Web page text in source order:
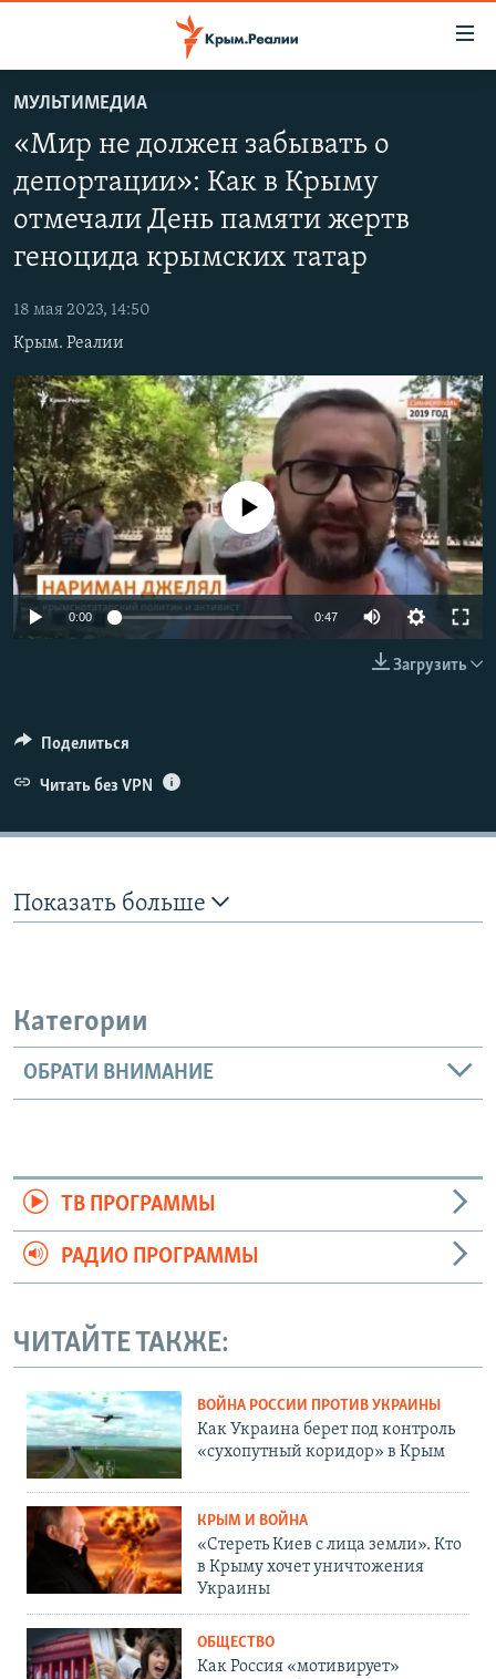
основному
содержанию
Вернутся
главной
Вернутся
СПЕЦПРОЕКТЫ
ГРУЗ 200
КАРТА ВОЕННЫХ ОБЪЕКТОВ КРЫМА
11 ЛЕТ ОККУПАЦИИ КРЫМА. 11 ИСТОРИЙ СОПРОТИВЛЕНИЯ
ВОДА
ИНТЕРАКТИВ
ТЕЛЕПРОЕКТ КРЫМ.РЕАЛИИ
СОВЕТЫ ПРАВОЗАЩИТНИКОВ
ПРОПАВШИЕ БЕЗ ВЕСТИ
ПОБЕДИТЕЛЕЙ НЕ СУДЯТ?
КРЫМ.НЕПОКОРЕННЫЙ
ELIFBE
УКРАИНСКАЯ ПРОБЛЕМА КРЫМА
РАДІО СВОБОДА
КАК ОБОЙТИ БЛОКИРОВКУ
Українською
Qırımtatar
ПРИСОЕДИНЯЙТЕСЬ!
МУЛЬТИМЕДИА
«Мир не должен забывать о
депортации»: Как в Крыму
отмечали День памяти жертв
геноцида крымских татар
18 мая 2023, 14:50
Крым. Реалии
Auto
No media source currently available
0:00 0:47
240p
Загрузить
Поделиться
Читать без VPN
Показать больше
Категории
ОБРАТИ ВНИМАНИЕ
ТВ ПРОГРАММЫ
РАДИО ПРОГРАММЫ
ЧИТАЙТЕ ТАКЖЕ:
ВОЙНА РОССИИ ПРОТИВ УКРАИНЫ
Как Украина берет под контроль
«сухопутный коридор» в Крым
КРЫМ И ВОЙНА
«Стереть Киев с лица земли». Кто
в Крыму хочет уничтожения
Украины
ОБЩЕСТВО
Как Россия «мотивирует»